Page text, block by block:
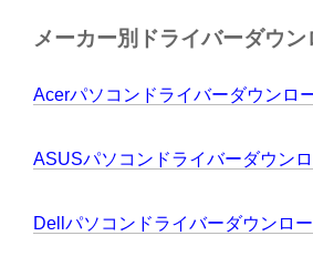
メーカー別ドライバーダウン
Acerパソコンドライバーダウンロ
ASUSパソコンドライバーダウン
Dellパソコンドライバーダウンロ